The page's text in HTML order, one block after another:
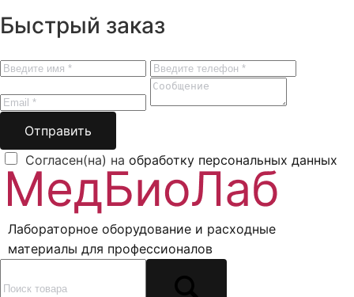
Быстрый заказ
Отправить
Согласен(на) на обработку персональных данных
Лабораторное оборудование и расходные
материалы для профессионалов